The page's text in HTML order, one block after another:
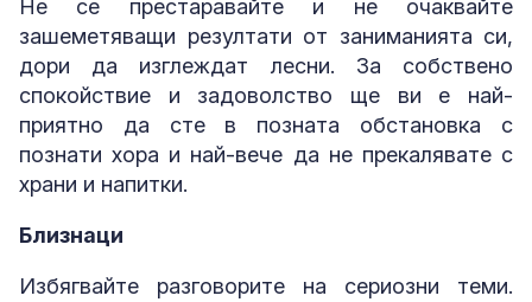
Не се престаравайте и не очаквайте
зашеметяващи резултати от заниманията си,
дори да изглеждат лесни. За собствено
спокойствие и задоволство ще ви е най-
приятно да сте в позната обстановка с
познати хора и най-вече да не прекалявате с
храни и напитки.
Близнаци
Избягвайте разговорите на сериозни теми.